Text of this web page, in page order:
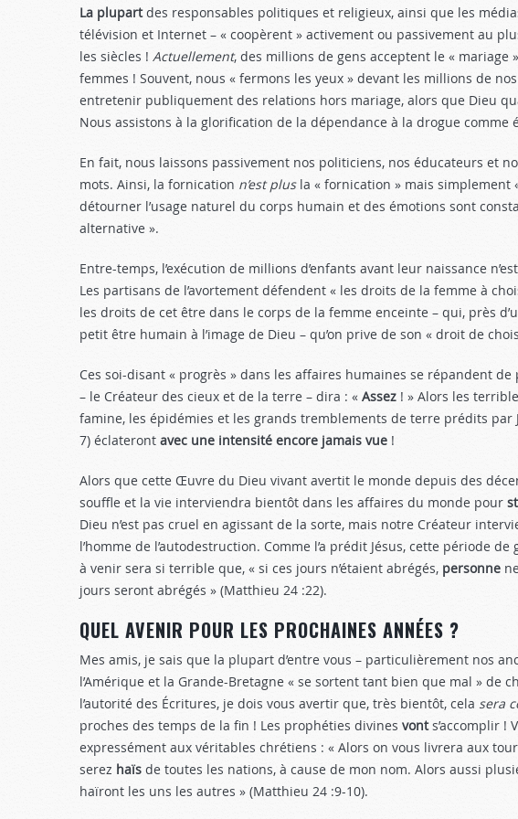
La plupartdes responsables politiques et religieux, ainsi que les
télévision et Internet – « coopèrent » activement ou passivement au
les siècles ! Actuellement, des millions de gens acceptent le «
femmes ! Souvent, nous « fer­mons les yeux » devant les millions de
entretenir publique­ment des relations hors mariage, alors que Dieu
Nous assis­tons à la glorification de la dépen­dance à la drogue comme
En fait, nous laissons passive­ment nos politiciens, nos éducateurs et
mots. Ainsi, la fornication n’est plusla « fornication » mais sim­plement
détourner l’usage na­turel du corps humain et des émotions sont
alternative ».
Entre-temps, l’exécution de mil­lions d’enfants avant leur naissance
Les partisans de l’avor­tement défendent « les droits de la femme à
les droits de cet être dans le corps de la femme enceinte – qui, près
petit être humain à l’image de Dieu – qu’on prive de son « droit de
Ces soi-disant « progrès » dans les affaires humaines se répandent
– le Créateur des cieux et de la terre – dira : « Assez ! » Alors les
famine, les épidé­mies et les grands tremblements de terre prédits par
7) écla­teront avec une intensité encore jamais vue !
Alors que cette Œuvre du Dieu vivant avertit le monde depuis des
souffle et la vie interviendra bientôt dans les affaires du monde pour
Dieu n’est pas cruel en agissant de la sorte, mais notre Créateur
l’homme de l’autodestruction. Comme l’a prédit Jésus, cette période
à venir sera si terrible que, « si ces jours n’étaient abrégés, per­sonne
jours seront abrégés » (Matthieu 24 :22).
QUEL AVENIR POUR LES PROCHAINES ANNÉES ?
Mes amis, je sais que la plupart d’entre vous – particulièrement nos
l’Amérique et la Grande-Bretagne « se sortent tant bien que mal » de
l’autorité des Écritures, je dois vous avertir que, très bientôt, cela sera
proches des temps de la fin ! Les prophéties divines vonts’accomplir !
expressément aux véritables chrétiens : « Alors on vous livrera aux
serez haïs de toutes les nations, à cause de mon nom. Alors aussi
haïront les uns les autres » (Matthieu 24 :9-10).